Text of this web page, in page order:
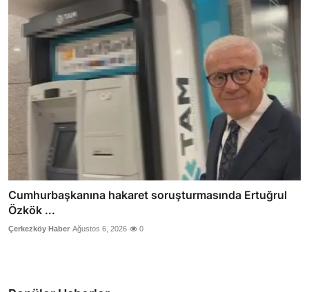
Cumhurbaşkanına hakaret soruşturmasında Ertuğrul
Özkök ...
Çerkezköy Haber Ağustos 6, 2026 0